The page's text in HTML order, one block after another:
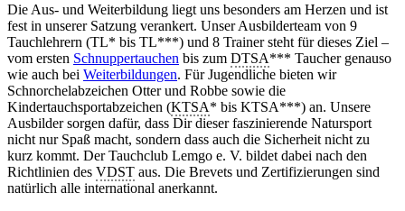
Die Aus- und Weiterbildung liegt uns besonders am Herzen und ist
fest in unserer Satzung verankert. Unser Ausbilderteam von 9
Tauchlehrern (TL* bis TL***) und 8 Trainer steht für dieses Ziel –
vom ersten Schnuppertauchen bis zum DTSA*** Taucher genauso
wie auch bei Weiterbildungen. Für Jugendliche bieten wir
Schnorchelabzeichen Otter und Robbe sowie die
Kindertauchsportabzeichen (KTSA* bis KTSA***) an. Unsere
Ausbilder sorgen dafür, dass Dir dieser faszinierende Natursport
nicht nur Spaß macht, sondern dass auch die Sicherheit nicht zu
kurz kommt. Der Tauchclub Lemgo e. V. bildet dabei nach den
Richtlinien des VDST aus. Die Brevets und Zertifizierungen sind
natürlich alle international anerkannt.